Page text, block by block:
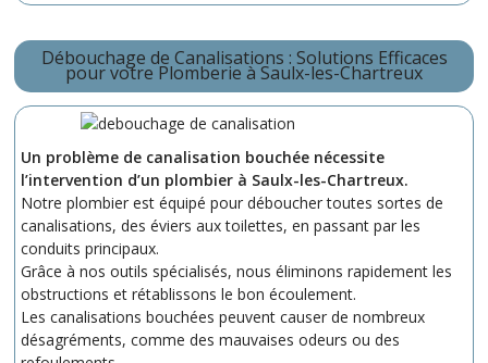
Débouchage de Canalisations : Solutions Efficaces
pour votre Plomberie à Saulx-les-Chartreux
Un problème de canalisation bouchée nécessite
l’intervention d’un plombier à Saulx-les-Chartreux.
Notre plombier est équipé pour déboucher toutes sortes de
canalisations, des éviers aux toilettes, en passant par les
conduits principaux.
Grâce à nos outils spécialisés, nous éliminons rapidement les
obstructions et rétablissons le bon écoulement.
Les canalisations bouchées peuvent causer de nombreux
désagréments, comme des mauvaises odeurs ou des